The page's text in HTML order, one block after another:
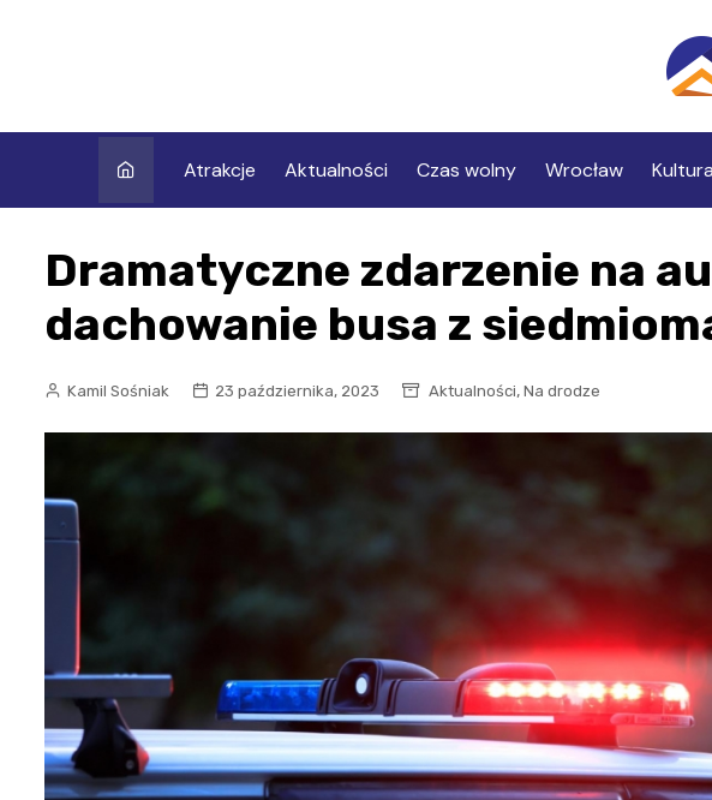
Atrakcje Aktualności Czas wolny Wrocław Kultura
Dramatyczne zdarzenie na
dachowanie busa z
Kamil Sośniak 23 października, 2023 Aktualności, Na drodze